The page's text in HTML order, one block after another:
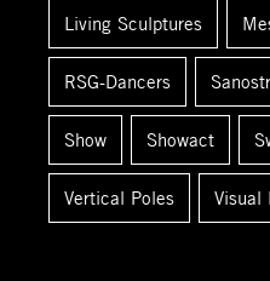
Living Sculptures
RSG-Dancers
Show Showact
Vertical Poles Visual